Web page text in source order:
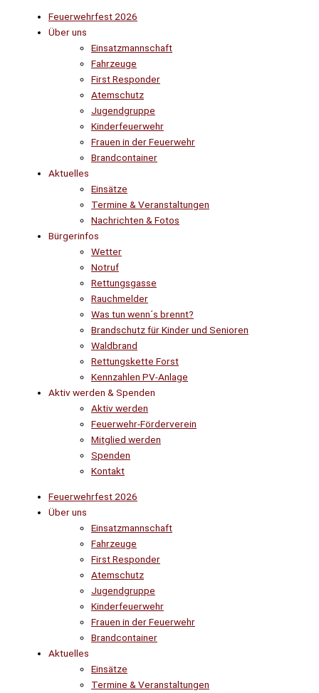
Feuerwehrfest 2026
Über uns
Einsatzmannschaft
Fahrzeuge
First Responder
Atemschutz
Jugendgruppe
Kinderfeuerwehr
Frauen in der Feuerwehr
Brandcontainer
Aktuelles
Einsätze
Termine & Veranstaltungen
Nachrichten & Fotos
Bürgerinfos
Wetter
Notruf
Rettungsgasse
Rauchmelder
Was tun wenn´s brennt?
Brandschutz für Kinder und Senioren
Waldbrand
Rettungskette Forst
Kennzahlen PV-Anlage
Aktiv werden & Spenden
Aktiv werden
Feuerwehr-Förderverein
Mitglied werden
Spenden
Kontakt
Feuerwehrfest 2026
Über uns
Einsatzmannschaft
Fahrzeuge
First Responder
Atemschutz
Jugendgruppe
Kinderfeuerwehr
Frauen in der Feuerwehr
Brandcontainer
Aktuelles
Einsätze
Termine & Veranstaltungen